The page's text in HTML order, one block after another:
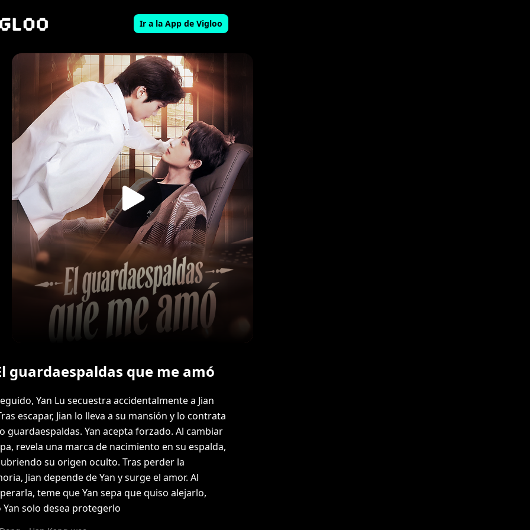
Ir a la App de Vigloo
guardaespaldas que me amó
Yan Lu secuestra accidentalmente a Jian
escapar, Jian lo lleva a su mansión y lo contrata
guardaespaldas. Yan acepta forzado. Al cambiar
revela una marca de nacimiento en su espalda,
su origen oculto. Tras perder la
Jian depende de Yan y surge el amor. Al
teme que Yan sepa que quiso alejarlo,
Yan solo desea protegerlo